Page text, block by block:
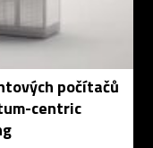
počítačů
centric